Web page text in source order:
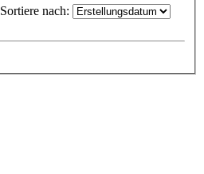
Sortiere nach: